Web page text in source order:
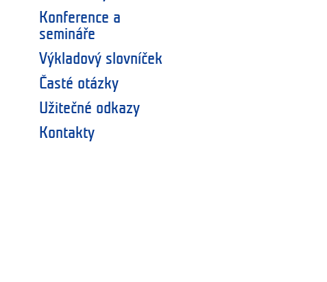
Konference a
semináře
Výkladový slovníček
Časté otázky
Užitečné odkazy
Kontakty